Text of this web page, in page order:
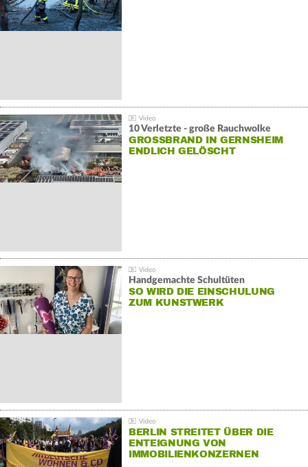
10 Verletzte - große Rauchwolke
GROSSBRAND IN GERNSHEIM E
NDLICH GELÖSCHT
Handgemachte Schultüten
SO WIRD DIE EINSCHULUNG
ZUM KUNSTWERK
BERLIN STREITET ÜBER DIE
ENTEIGNUNG VON
IMMOBILIENKONZERNEN